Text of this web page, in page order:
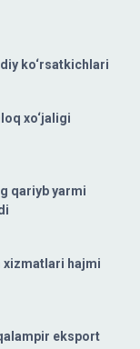
ko‘rsatkichlari
xo‘jaligi
qariyb yarmi
xizmatlari hajmi
eksport